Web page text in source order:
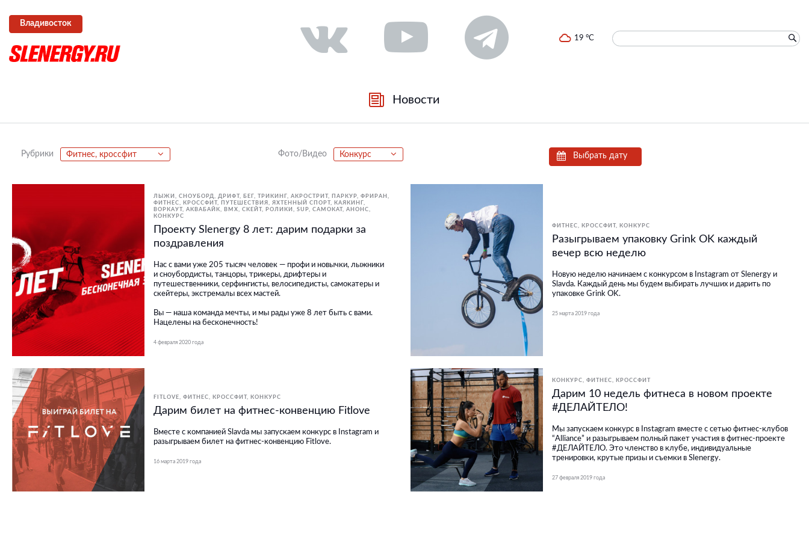
Владивосток
19 °C
Новости
Рубрики Фитнес, кроссфит Фото/Видео Конкурс Выбрать дату
ЛЫЖИ, СНОУБОРД ДРИФТ БЕГ
ТРИКИНГ, АКРОСТРИТ, ПАРКУР, ФРИРАН
ФИТНЕС, КРОССФИТ
ПУТЕШЕСТВИЯ ЯХТЕННЫЙ СПОРТ
КАЯКИНГ
ВОРКАУТ
АКВАБАЙК BMX, СКЕЙТ, РОЛИКИ SUP САМОКАТ
АНОНС
КОНКУРС
Проекту Slenergy 8 лет: дарим подарки за
поздравления
Нас с вами уже 205 тысяч человек — профи и новычки, лыжники
и сноубордисты, танцоры, трикеры, дрифтеры и
путешественники, серфингисты, велосипедисты, самокатеры и
скейтеры, экстремалы всех мастей.
Вы — наша команда мечты, и мы рады уже 8 лет быть с вами.
Нацелены на бесконечность!
4 февраля 2020 года
ФИТНЕС, КРОССФИТ КОНКУРС
Разыгрываем упаковку Grink OK каждый
вечер всю неделю
Новую неделю начинаем с конкурсом в Instagram от Slenergy и
Slavda. Каждый день мы будем выбирать лучших и дарить по
упаковке Grink OK.
25 марта 2019 года
FITLOVE ФИТНЕС, КРОССФИТ КОНКУРС
Дарим билет на фитнес-конвенцию Fitlove
Вместе с компанией Slavda мы запускаем конкурс в Instagram и
разыгрываем билет на фитнес-конвенцию Fitlove.
16 марта 2019 года
КОНКУРС ФИТНЕС, КРОССФИТ
Дарим 10 недель фитнеса в новом проекте
#ДЕЛАЙТЕЛО!
Мы запускаем конкурс в Instagram вместе с сетью фитнес-клубов
“Alliance” и разыгрываем полный пакет участия в фитнес-проекте
#ДЕЛАЙТЕЛО. Это членство в клубе, индивидуальные
тренировки, крутые призы и съемки в Slenergy.
27 февраля 2019 года